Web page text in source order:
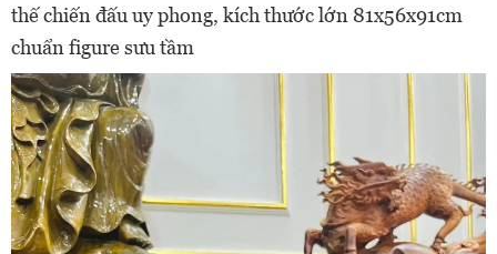
thế chiến đấu uy phong, kích thước lớn 81x56x91cm
chuẩn figure sưu tầm